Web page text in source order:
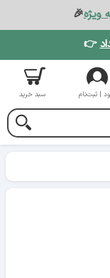
ویژه🎉
👉
| ثبت‌نام سبد خرید